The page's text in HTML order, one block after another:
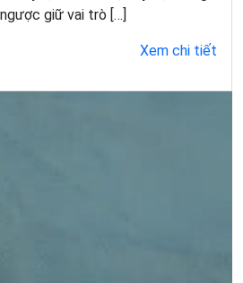
giữ vai trò […]
Xem chi tiết